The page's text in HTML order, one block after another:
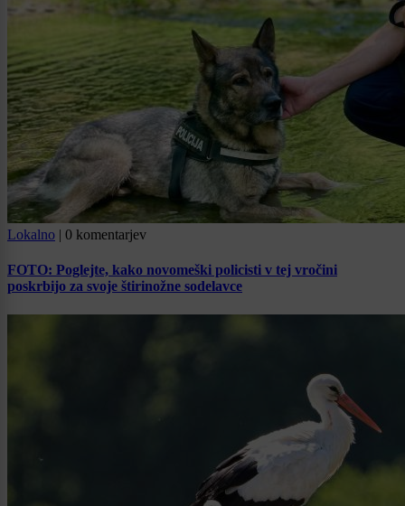
Lokalno | 0 komentarjev
FOTO: Poglejte, kako novomeški policisti v tej vročini
poskrbijo za svoje štirinožne sodelavce